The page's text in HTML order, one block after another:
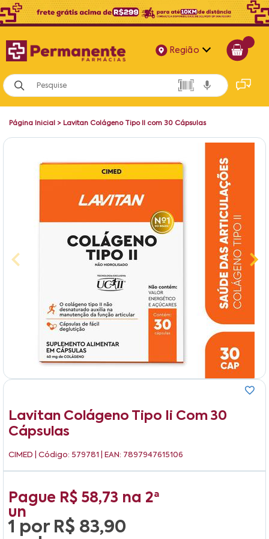
Região
Alagoas
Bahia
Pernambuco
Página Inicial > Lavitan Colágeno Tipo II com 30 Cápsulas
Lavitan Colágeno Tipo Ii Com 30
Cápsulas
CIMED | Código: 579781 | EAN: 7897947615106
Pague R$ 58,73 na 2ª
un
1 por R$ 83,90